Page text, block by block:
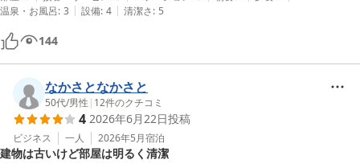
温泉・お風呂: 3 | 設備: 4 | 清潔さ: 5
144
なかさとなかさと
50代/男性 | 12件のクチコミ
4 2026年6月22日投稿
ビジネス 一人 2026年5月宿泊
建物は古いけど部屋は明るく清潔